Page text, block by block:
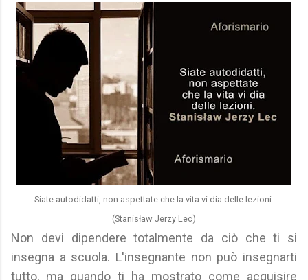
Siate autodidatti, non aspettate che la vita vi dia delle lezioni.
(Stanisław Jerzy Lec)
Non devi dipendere totalmente da ciò che ti si
insegna a scuola. L'insegnante non può insegnarti
tutto, ma quando ti ha mostrato come acquisire